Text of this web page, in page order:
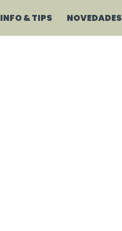
INFO & TIPS NOVEDADES